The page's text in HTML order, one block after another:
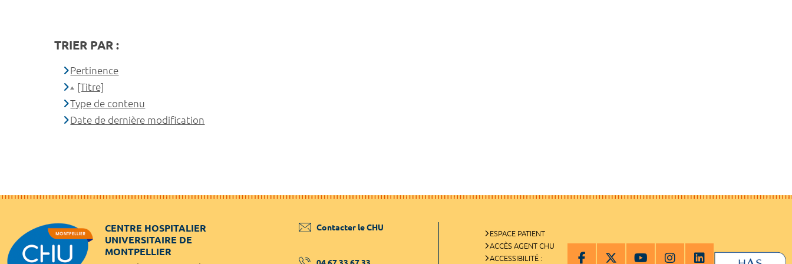
TRIER PAR :
Pertinence
[Titre]
Type de contenu
Date de dernière modification
CENTRE HOSPITALIER
UNIVERSITAIRE DE
MONTPELLIER
Contacter le CHU
ESPACE PATIENT
ACCÈS AGENT CHU
ACCESSIBILITÉ :